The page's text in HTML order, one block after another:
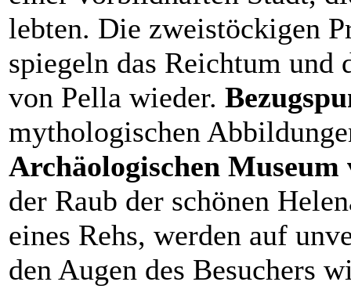
lebten. Die zweistöckigen
spiegeln das Reichtum und
von Pella wieder.
mythologischen
Archäologischen
der Raub der schönen
eines Rehs, werden auf
den Augen des Besuchers